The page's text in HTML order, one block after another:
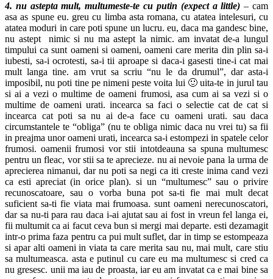
4. nu astepta mult, multumeste-te cu putin (expect a little) – cam
asa as spune eu. greu cu limba asta romana, cu atatea intelesuri, cu
atatea moduri in care poti spune un lucru. eu, daca ma gandesc bine,
nu astept nimic si nu ma astept la nimic. am invatat de-a lungul
timpului ca sunt oameni si oameni, oameni care merita din plin sa-i
iubesti, sa-i ocrotesti, sa-i tii aproape si daca-i gasesti tine-i cat mai
mult langa tine. am vrut sa scriu “nu le da drumul”, dar asta-i
imposibil, nu poti tine pe nimeni peste voita lui 🙂 uita-te in jurul tau
si ai a vezi o multime de oameni frumosi, asa cum ai sa vezi si o
multime de oameni urati. incearca sa faci o selectie cat de cat si
incearca cat poti sa nu ai de-a face cu oameni urati. sau daca
circumstantele te “obliga” (nu te obliga nimic daca nu vrei tu) sa fii
in preajma unor oameni urati, incearca sa-i estompezi in spatele celor
frumosi. oamenii frumosi vor stii intotdeauna sa spuna multumesc
pentru un fleac, vor stii sa te aprecieze. nu ai nevoie pana la urma de
aprecierea nimanui, dar nu poti sa negi ca iti creste inima cand vezi
ca esti apreciat (in orice plan). si un “multumesc” sau o privire
recunoscatoare, sau o vorba buna pot sa-ti fie mai mult decat
suficient sa-ti fie viata mai frumoasa. sunt oameni nerecunoscatori,
dar sa nu-ti para rau daca i-ai ajutat sau ai fost in vreun fel langa ei,
fii multumit ca ai facut ceva bun si mergi mai departe. esti dezamagit
intr-o prima faza pentru ca pui mult suflet, dar in timp se estompeaza
si apar alti oameni in viata ta care merita sau nu, mai mult, care stiu
sa multumeasca. asta e putinul cu care eu ma multumesc si cred ca
nu gresesc. unii ma iau de proasta, iar eu am invatat ca e mai bine sa